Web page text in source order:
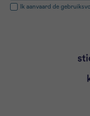
Ik aanvaard de